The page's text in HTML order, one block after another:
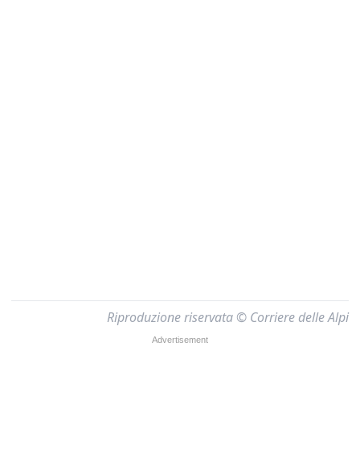
Riproduzione riservata © Corriere delle Alpi